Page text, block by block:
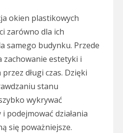
okien plastikowych
zarówno dla ich
samego budynku. Przede
zachowanie estetyki i
długi czas. Dzięki
stanu
wykrywać
podejmować działania
się poważniejsze.